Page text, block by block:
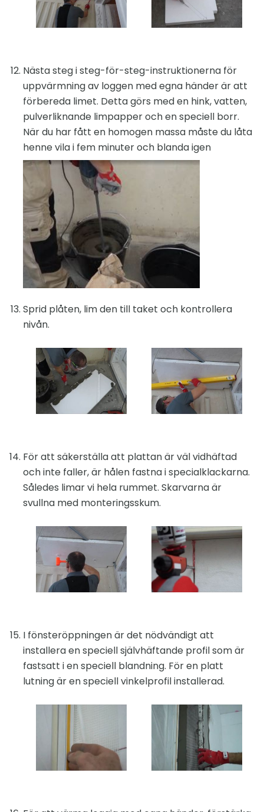
Nästa steg i steg-för-steg-instruktionerna för
uppvärmning av loggen med egna händer är att
förbereda limet. Detta görs med en hink, vatten,
pulverliknande limpapper och en speciell borr.
När du har fått en homogen massa måste du låta
henne vila i fem minuter och blanda igen
Sprid plåten, lim den till taket och kontrollera
nivån.
För att säkerställa att plattan är väl vidhäftad
och inte faller, är hålen fastna i specialklackarna.
Således limar vi hela rummet. Skarvarna är
svullna med monteringsskum.
I fönsteröppningen är det nödvändigt att
installera en speciell självhäftande profil som är
fastsatt i en speciell blandning. För en platt
lutning är en speciell vinkelprofil installerad.